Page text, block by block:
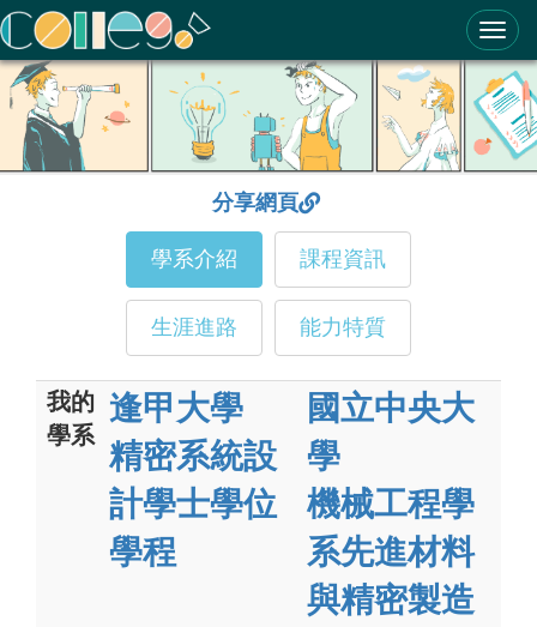
ColleGo! 大學選才與高中育才輔助系統
分享網頁
學系介紹 課程資訊
生涯進路 能力特質
我的
學系
逢甲大學
精密系統設
計學士學位
學程
國立中央大
學
機械工程學
系先進材料
與精密製造